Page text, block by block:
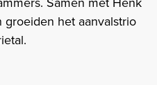
het aanvalstrio